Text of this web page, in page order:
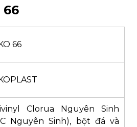
66
66
Clorua Nguyên Sinh
Nguyên Sinh), bột đá và